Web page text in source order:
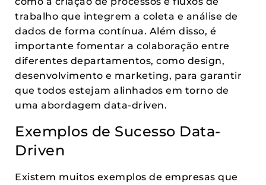
trabalho que integrem a coleta e análise de
dados de forma contínua. Além disso, é
importante fomentar a colaboração entre
diferentes departamentos, como design,
desenvolvimento e marketing, para garantir
que todos estejam alinhados em torno de
uma abordagem data-driven.
Exemplos de Sucesso Data-
Driven
Existem muitos exemplos de empresas que